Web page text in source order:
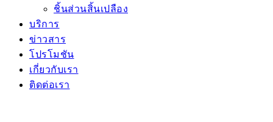
ชิ้นส่วนสิ้นเปลือง
บริการ
ข่าวสาร
โปรโมชัน
เกี่ยวกับเรา
ติดต่อเรา